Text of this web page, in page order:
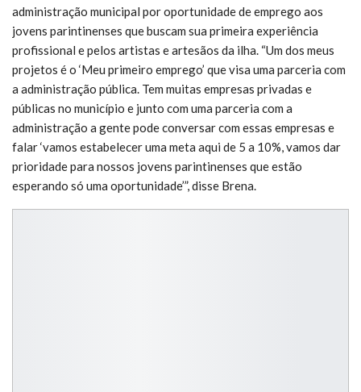
administração municipal por oportunidade de emprego aos
jovens parintinenses que buscam sua primeira experiência
profissional e pelos artistas e artesãos da ilha. “Um dos meus
projetos é o ‘Meu primeiro emprego’ que visa uma parceria com
a administração pública. Tem muitas empresas privadas e
públicas no município e junto com uma parceria com a
administração a gente pode conversar com essas empresas e
falar ‘vamos estabelecer uma meta aqui de 5 a 10%, vamos dar
prioridade para nossos jovens parintinenses que estão
esperando só uma oportunidade’”, disse Brena.